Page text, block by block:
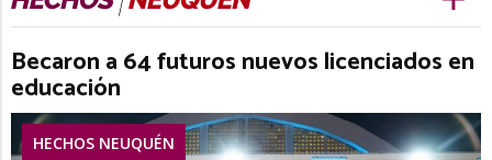
Becaron a 64 futuros nuevos licenciados en
educación
HECHOS NEUQUÉN